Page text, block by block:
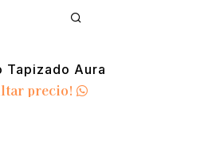
Tapizado Aura
precio!